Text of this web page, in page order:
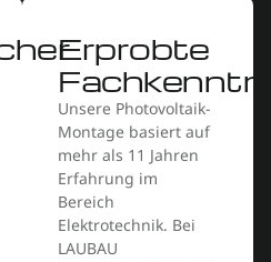
Erprobte
Unsere Photovoltaik-
Montage basiert auf
mehr als 11 Jahren
Erfahrung im
Bereich
Elektrotechnik. Bei
LAUBAU